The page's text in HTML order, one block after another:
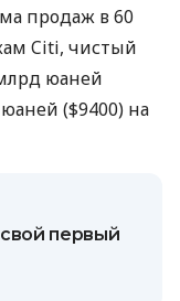
продаж в 60
Citi, чистый
юаней
($9400) на
первый